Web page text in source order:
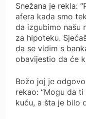
Snežana je rekla:
afera kada smo
da izgubimo našu
za hipoteku.
da se vidim s
obavijestio da će
Božo joj je
rekao: “Mogu da
kuću, a šta je bilo